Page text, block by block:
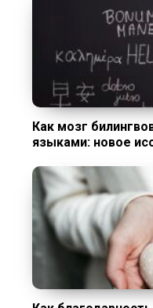
Как мозг
языками: новое